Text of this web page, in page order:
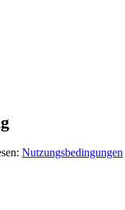
Nutzungsbedingungen